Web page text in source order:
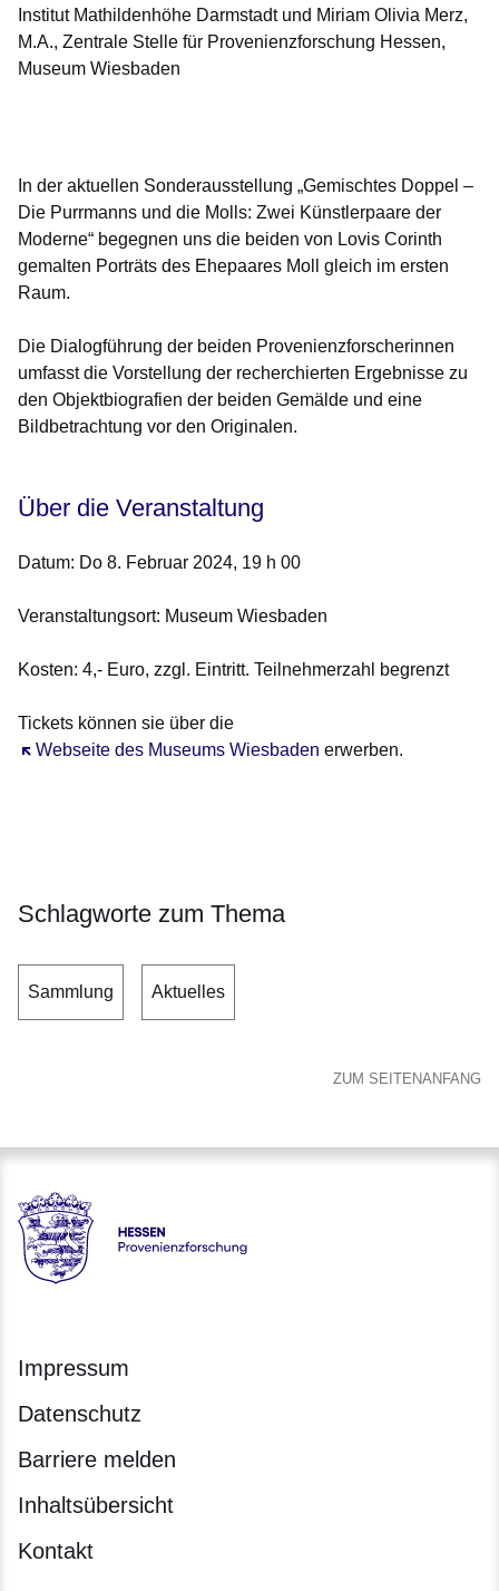
Institut Mathildenhöhe Darmstadt und Miriam Olivia Merz,
M.A., Zentrale Stelle für Provenienzforschung Hessen,
Museum Wiesbaden
In der aktuellen Sonderausstellung „Gemischtes Doppel –
Die Purrmanns und die Molls: Zwei Künstlerpaare der
Moderne“ begegnen uns die beiden von Lovis Corinth
gemalten Porträts des Ehepaares Moll gleich im ersten
Raum.
Die Dialogführung der beiden Provenienzforscherinnen
umfasst die Vorstellung der recherchierten Ergebnisse zu
den Objektbiografien der beiden Gemälde und eine
Bildbetrachtung vor den Originalen.
Über die Veranstaltung
Datum: Do 8. Februar 2024, 19 h 00
Veranstaltungsort: Museum Wiesbaden
Kosten: 4,- Euro, zzgl. Eintritt. Teilnehmerzahl begrenzt
Tickets können sie über die
Webseite des Museums Wiesbaden
Öffnet sich in einem neuen Fenster erwerben.
Schlagworte zum Thema
Sammlung Aktuelles
ZUM SEITENANFANG
Hessen - Provenienzforschung Hessen
Impressum
Datenschutz
Barriere melden
Inhaltsübersicht
Kontakt